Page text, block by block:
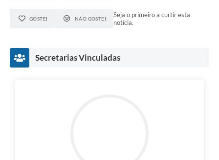
GOSTEI NÃO GOSTEI
Seja o primeiro a curtir esta
notícia.
Secretarias Vinculadas